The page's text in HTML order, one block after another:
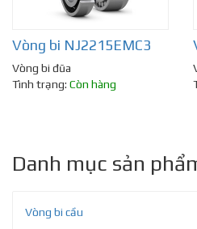
Vòng bi NJ2215EMC3
Vòng bi đũa
Tình trạng: Còn hàng
Danh mục sản
Vòng bi cầu